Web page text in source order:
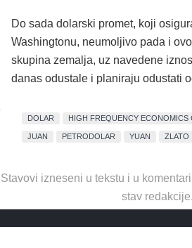
Do sada dolarski promet, koji
Washingtonu, neumoljivo pada i
skupina zemalja, uz navedene
danas odustale i planiraju odustati
DOLAR HIGH FREQUENCY ECONOMICS
JUAN PETRODOLAR YUAN ZLATO
Stavovi izneseni u tekstu i u
stav redakcije.